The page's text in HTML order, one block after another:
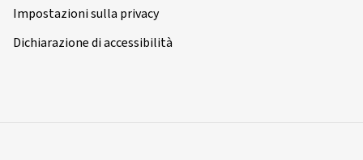
Impostazioni sulla privacy
Dichiarazione di accessibilità